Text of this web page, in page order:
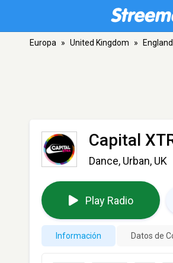
Europa » United Kingdom » England
Capital
Dance, Urban, UK
Play Radio
Información Datos de